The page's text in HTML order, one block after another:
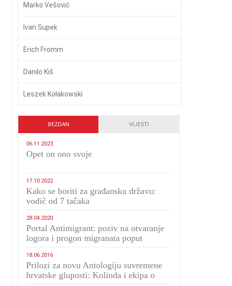
Marko Vešović
Ivan Supek
Erich Fromm
Danilo Kiš
Leszek Kołakowski
BEZDAN VIJESTI
06.11.2023
​Opet on ono svoje
17.10.2022
Kako se boriti za građansku državu:
vodič od 7 tačaka
28.04.2020
Portal Antimigrant: poziv na otvaranje
logora i progon migranata poput
18.06.2016
Prilozi za novu Antologiju suvremene
hrvatske gluposti: Kolinda i ekipa o